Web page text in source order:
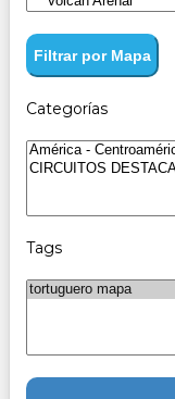
Filtrar por Mapa
Categorías
Tags